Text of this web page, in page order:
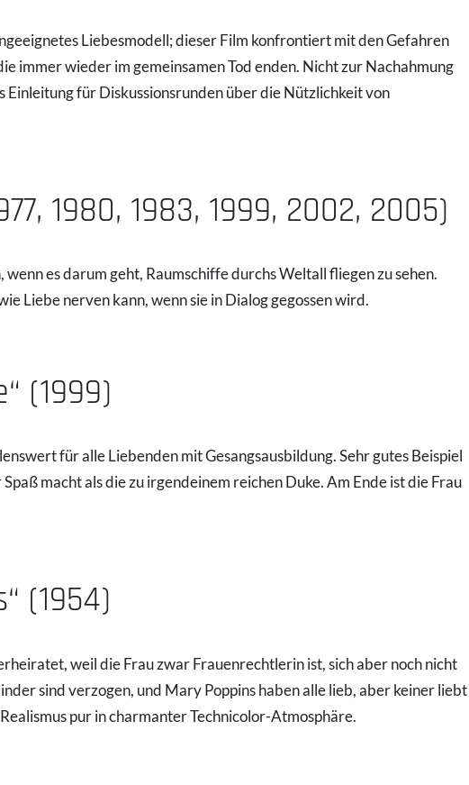
Liebesmodell; dieser Film konfrontiert mit den Gefahren
immer wieder im gemeinsamen Tod enden. Nicht zur Nachahmung
Einleitung für Diskussionsrunden über die Nützlichkeit von
1980, 1983, 1999, 2002, 2005)
wenn es darum geht, Raumschiffe durchs Weltall fliegen zu sehen.
Liebe nerven kann, wenn sie in Dialog gegossen wird.
(1999)
für alle Liebenden mit Gesangsausbildung. Sehr gutes Beispiel
macht als die zu irgendeinem reichen Duke. Am Ende ist die Frau
(1954)
weil die Frau zwar Frauenrechtlerin ist, sich aber noch nicht
sind verzogen, und Mary Poppins haben alle lieb, aber keiner liebt
pur in charmanter Technicolor-Atmosphäre.